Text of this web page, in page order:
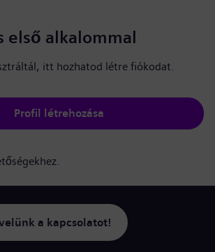
első alkalommal
itt hozhatod létre fiókodat.
Profil létrehozása
a kapcsolatot!